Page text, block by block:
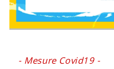
- Mesure Covid19 -